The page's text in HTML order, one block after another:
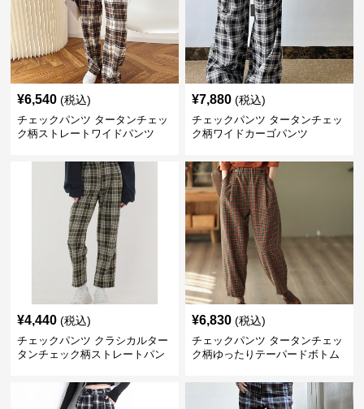
¥6,540 (税込)
チェックパンツ タータンチェッ
ク柄ストレートワイドパンツ
¥7,880 (税込)
チェックパンツ タータンチェッ
ク柄ワイドカーゴパンツ
¥4,440 (税込)
チェックパンツ クラシカルター
タンチェック柄ストレートパン
¥6,830 (税込)
チェックパンツ タータンチェッ
ク柄ゆったりテーパードボトム